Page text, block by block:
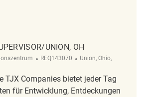
Associate - Dayton, OH REQ110307
UNION, OH
ReqId
REQ143070 Ort
Union, Ohio,
TJX Companies bietet jeder Tag
für Entwicklung, Entdeckungen